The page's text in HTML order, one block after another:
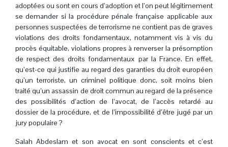
adoptées ou sont en cours d’adoption et l’on peut légitimement
se demander si la procédure pénale française applicable aux
personnes suspectées de terrorisme ne contient pas de graves
violations des droits fondamentaux, notamment vis à vis du
procès équitable, violations propres à renverser la présomption
de respect des droits fondamentaux par la France. En effet,
qu’est-ce qui justifie au regard des garanties du droit européen
qu’un terroriste, un criminel politique donc, soit moins bien
traité qu’un assassin de droit commun au regard de la présence
des possibilités d’action de l’avocat, de l’accès retardé au
dossier de la procédure, et de l’impossibilité d’être jugé par un
jury populaire ?
Salah Abdeslam et son avocat en sont conscients et c’est